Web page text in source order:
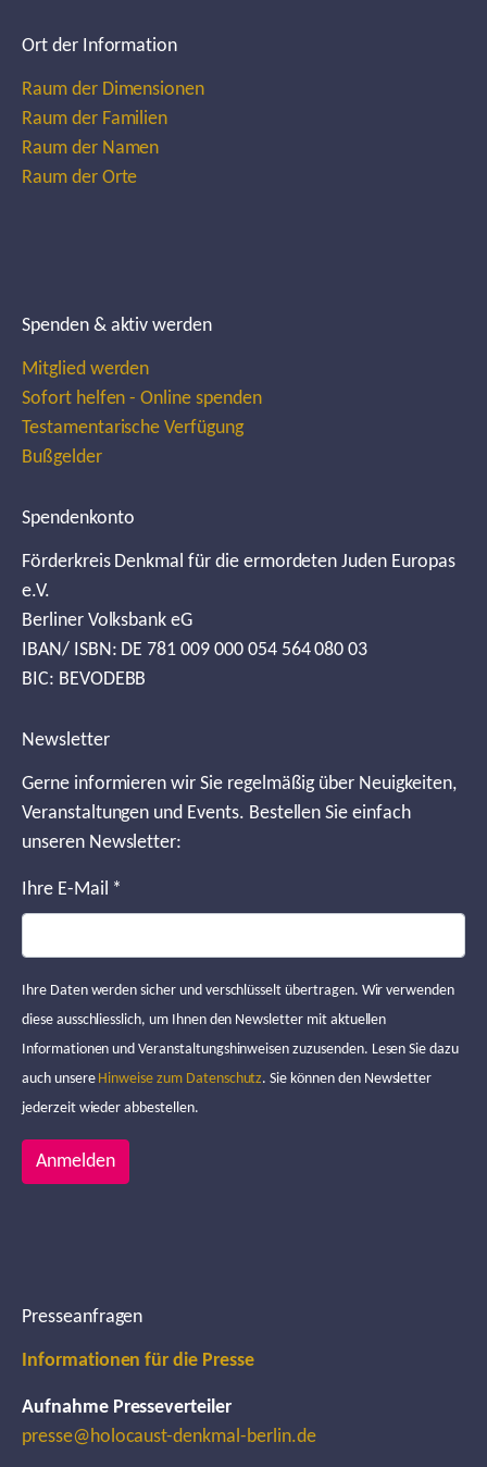
Ort der Information
Raum der Dimensionen
Raum der Familien
Raum der Namen
Raum der Orte
Spenden & aktiv werden
Mitglied werden
Sofort helfen - Online spenden
Testamentarische Verfügung
Bußgelder
Spendenkonto
Förderkreis Denkmal für die ermordeten Juden Europas
e.V.
Berliner Volksbank eG
IBAN/ ISBN: DE 781 009 000 054 564 080 03
BIC: BEVODEBB
Newsletter
Gerne informieren wir Sie regelmäßig über Neuigkeiten,
Veranstaltungen und Events. Bestellen Sie einfach
unseren Newsletter:
Ihre E-Mail *
Ihre Daten werden sicher und verschlüsselt übertragen. Wir verwenden
diese ausschliesslich, um Ihnen den Newsletter mit aktuellen
Informationen und Veranstaltungshinweisen zuzusenden. Lesen Sie dazu
auch unsere Hinweise zum Datenschutz. Sie können den Newsletter
jederzeit wieder abbestellen.
Anmelden
Presseanfragen
Informationen für die Presse
Aufnahme Presseverteiler
presse@holocaust-denkmal-berlin.de